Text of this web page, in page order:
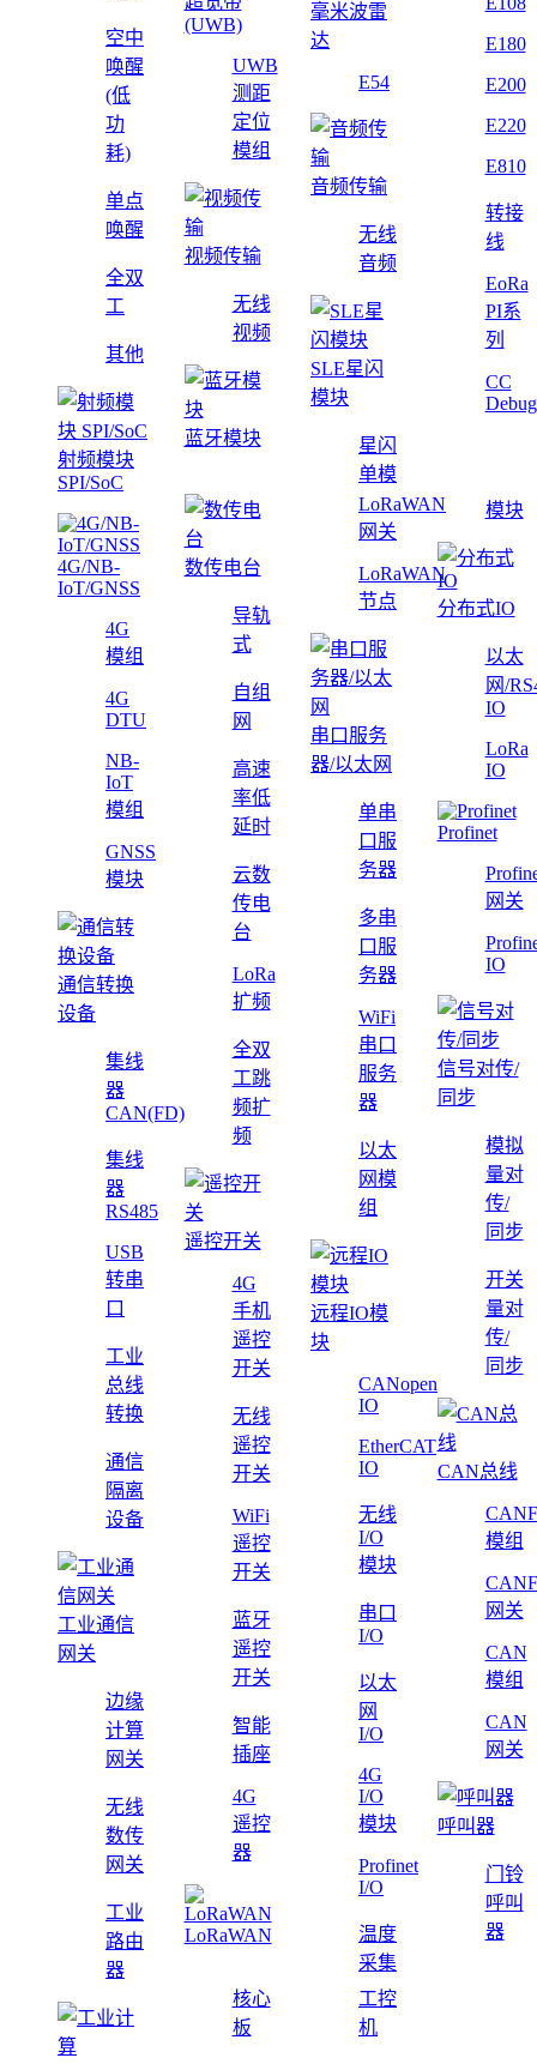
空中
唤醒
(低
功
耗)
单点
唤醒
全双
工
其他
射频模块
SPI/SoC
(UWB)
UWB
测距
定位
模组
视频传输
无线
视频
蓝牙模块
毫米波雷
达
E54
音频传输
无线
音频
SLE星闪
模块
星闪
单模
E180
E200
E220
E810
转接
线
EoRa
PI系
列
CC
4G/NB-
IoT/GNSS
4G
模组
4G
DTU
NB-
IoT
模组
GNSS
模块
通信转换
设备
集线
器
CAN(FD)
集线
器
RS485
USB
转串
口
工业
总线
转换
通信
隔离
设备
工业通信
网关
边缘
计算
网关
无线
数传
网关
工业
路由
器
数传电台
导轨
式
自组
网
高速
率低
延时
云数
传电
台
LoRa
扩频
全双
工跳
频扩
频
遥控开关
4G
手机
遥控
开关
无线
遥控
开关
WiFi
遥控
开关
蓝牙
遥控
开关
智能
插座
4G
遥控
器
LoRaWAN
LoRaWAN
网关
LoRaWAN
节点
串口服务
器/以太网
单串
口服
务器
多串
口服
务器
WiFi
串口
服务
器
以太
网模
组
远程IO模
块
CANopen
IO
EtherCAT
IO
无线
I/O
模块
串口
I/O
以太
网
I/O
4G
I/O
模块
Profinet
I/O
温度
采集
模块
分布式IO
以太
网/
IO
LoRa
IO
Profinet
网关
IO
信号对传/
同步
模拟
量对
传/
同步
开关
量对
传/
同步
CAN总线
模组
网关
CAN
模组
CAN
网关
呼叫器
门铃
呼叫
器
核心
板
工控
机